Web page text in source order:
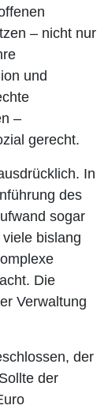
– nicht nur
und
–
gerecht.
In
des
sogar
bislang
Die
Verwaltung
der
der